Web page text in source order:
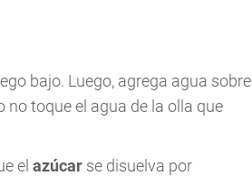
bajo. Luego, agrega agua sobre
no toque el agua de la olla que
el azúcar se disuelva por